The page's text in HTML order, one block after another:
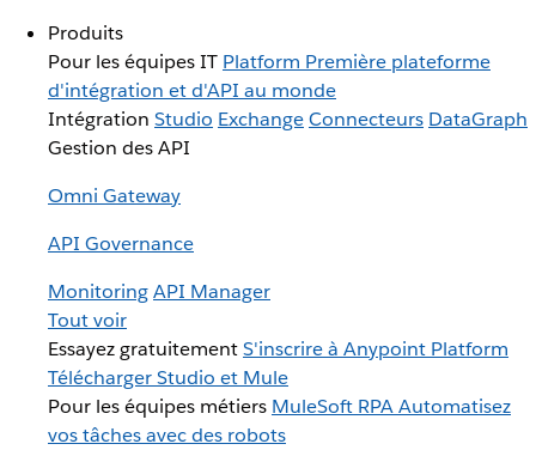
Produits
Pour les équipes IT Platform Première plateforme
d'intégration et d'API au monde
Intégration Studio ExchangeConnecteurs DataGraph
Gestion des API
Omni Gateway
API Governance
MonitoringAPI Manager
Tout voir
Essayez gratuitementS'inscrire à Anypoint Platform
Télécharger Studio et Mule
Pour les équipes métiers MuleSoft RPAAutomatisez
vos tâches avec des robots